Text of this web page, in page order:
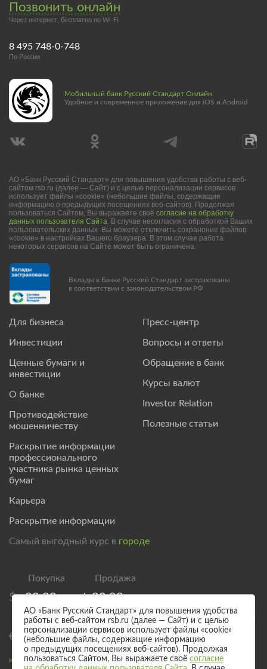
Позвонить онлайн
Через интернет, бесплатно по Wi-Fi
8 495 748-0-748
По России
Для бизнеса
Инвестиции
Ценные бумаги и
инвестиции
О банке
Противодействие
мошенничеству
Раскрытие информации
профессионального
участника рынка ценных
бумаг
Карьера
Раскрытие информации
Пресс-центр
Вопросы и ответы
Обращение в банк
Курсы валют
Investor Relation
Полезные статьи
Мобильный банк Русский Стандарт Онлайн
Удобное и современное приложение для iOS и Android
АО «Банк Русский Стандарт» для повышения удобства работы с веб-
сайтом rsb.ru (далее — Сайт) и с целью персонализации сервисов
использует файлы «cookie» (небольшие файлы, содержащие
информацию о предыдущих посещениях веб-сайтов). Продолжая
пользоваться Сайтом, Вы выражаете своё согласие на обработку
данных пользователя Сайта. В случае несогласия с обработкой Ваших
пользовательских данных Вы можете отключить сохранение файлов
«cookie» в настройках Вашего браузера. В этом случае работа
некоторых сервисов на Сайте может быть ограничена.
Вклады в Банке Русский Стандарт застрахованы
в соответствии с законодательством РФ
Самый выгодный курс в городе
$ 83,00 / 89,00
€ 95,00 / 101,00
Курс валют для безналичного обмена
АО «Банк Русский Стандарт» для повышения удобства
работы с веб-сайтом rsb.ru (далее — Сайт) и с целью
персонализации сервисов использует файлы «cookie»
(небольшие файлы, содержащие информацию
о предыдущих посещениях веб-сайтов). Продолжая
пользоваться Сайтом, Вы выражаете своё согласие